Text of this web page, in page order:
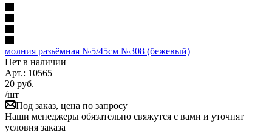
молния разьёмная №5/45см №308 (бежевый)
Нет в наличии
Арт.: 10565
20 руб.
/шт
Под заказ, цена по запросу
Наши менеджеры обязательно свяжутся с вами и уточнят
условия заказа